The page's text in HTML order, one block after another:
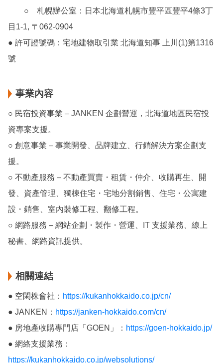
○ 札幌辦公室：日本北海道札幌市豐平區豐平4條3丁
目1-1, 〒062-0904
● 許可證號碼：宅地建物取引業 北海道知事 上川(1)第1316
號
事業內容
○ 民宿投資事業 – JANKEN 企劃營運，北海道地區民宿投
資專案支援。
○ 創意事業 – 事業開發、品牌建立、行銷解決方案企劃支
援。
○ 不動產服務 – 不動產買賣・租賃・仲介、收購再生、開
發、資產管理、獨棟住宅・宅地分割銷售、住宅・公寓建
設・銷售、室內裝修工程、翻修工程。
○ 網路服務 – 網站企劃・製作・營運、IT 支援業務、線上
秘書、網路資訊提供。
相關連結
● 空閑株會社： https://kukanhokkaido.co.jp/cn/
● JANKEN： https://janken-hokkaido.com/cn/
● 房地產收購專門店「GOEN」： https://goen-hokkaido.jp/
● 網絡支援業務：
https://kukanhokkaido.co.jp/websolutions/